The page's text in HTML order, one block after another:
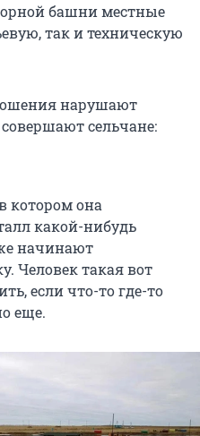
башни местные
так и техническую
нарушают
сельчане:
котором она
какой-нибудь
начинают
Человек такая вот
если что-то где-то
еще.